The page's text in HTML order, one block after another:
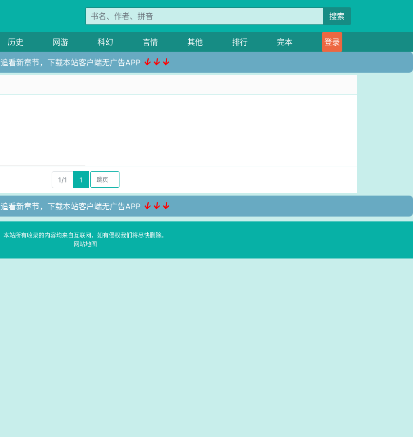
搜索
历史 网游 科幻 言情 其他 排行 完本 登录
追看新章节，下载本站客户端无广告APP ↓↓↓
1/1 1
追看新章节，下载本站客户端无广告APP ↓↓↓
本站所有收录的内容均来自互联网，如有侵权我们将尽快删除。
网站地图